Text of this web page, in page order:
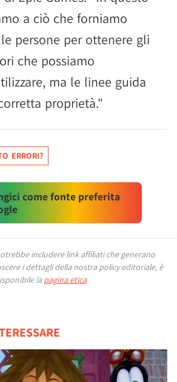
a ciò che forniamo
persone per ottenere gli
che possiamo
ma le linee guida
proprietà."
ERRORI?
come fonte preferita
includere link affiliati che generano
i dettagli della nostra policy editoriale, è
la pagina etica.